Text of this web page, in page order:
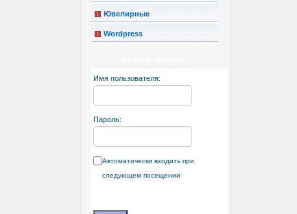
Ювелирные
Wordpress
Имя пользователя:
Пароль:
Автоматически входить при
следующем посещении